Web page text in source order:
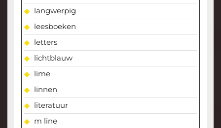
langwerpig
leesboeken
letters
lichtblauw
lime
linnen
literatuur
m line